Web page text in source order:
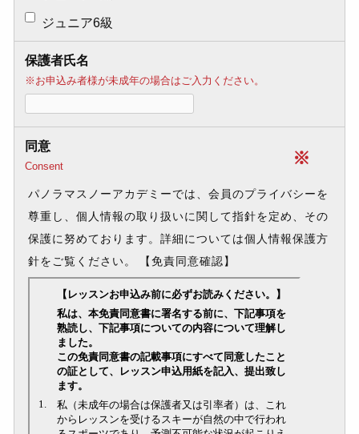
ジュニア6級
保護者氏名
※お申込み者様が未成年の場合はご入力ください。
※
同意
Consent
パノラマスノーアカデミーでは、会員のプライバシーを
尊重し、個人情報の取り扱いに関して指針を定め、その
保護に努めております。詳細については個人情報保護方
針をご覧ください。
【免責同意確認】